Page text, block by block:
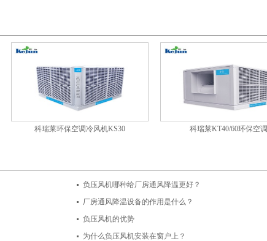
科瑞莱环保空调冷风机KS30 科瑞莱KT40/60环保空调
负压风机哪种给厂房通风降温更好？
厂房通风降温设备的作用是什么？
负压风机的优势
为什么负压风机安装在窗户上？